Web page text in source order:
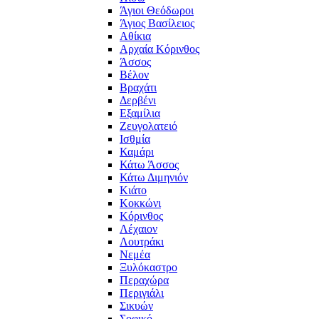
Άγιοι Θεόδωροι
Άγιος Βασίλειος
Αθίκια
Αρχαία Κόρινθος
Άσσος
Βέλον
Βραχάτι
Δερβένι
Εξαμίλια
Ζευγολατειό
Ισθμία
Καμάρι
Κάτω Άσσος
Κάτω Διμηνιόν
Κιάτο
Κοκκώνι
Κόρινθος
Λέχαιον
Λουτράκι
Νεμέα
Ξυλόκαστρο
Περαχώρα
Περιγιάλι
Σικυών